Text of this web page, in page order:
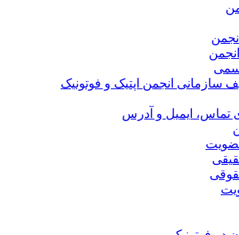
انجمن اپتیک و فوتونیک
ایمیل و آدرس